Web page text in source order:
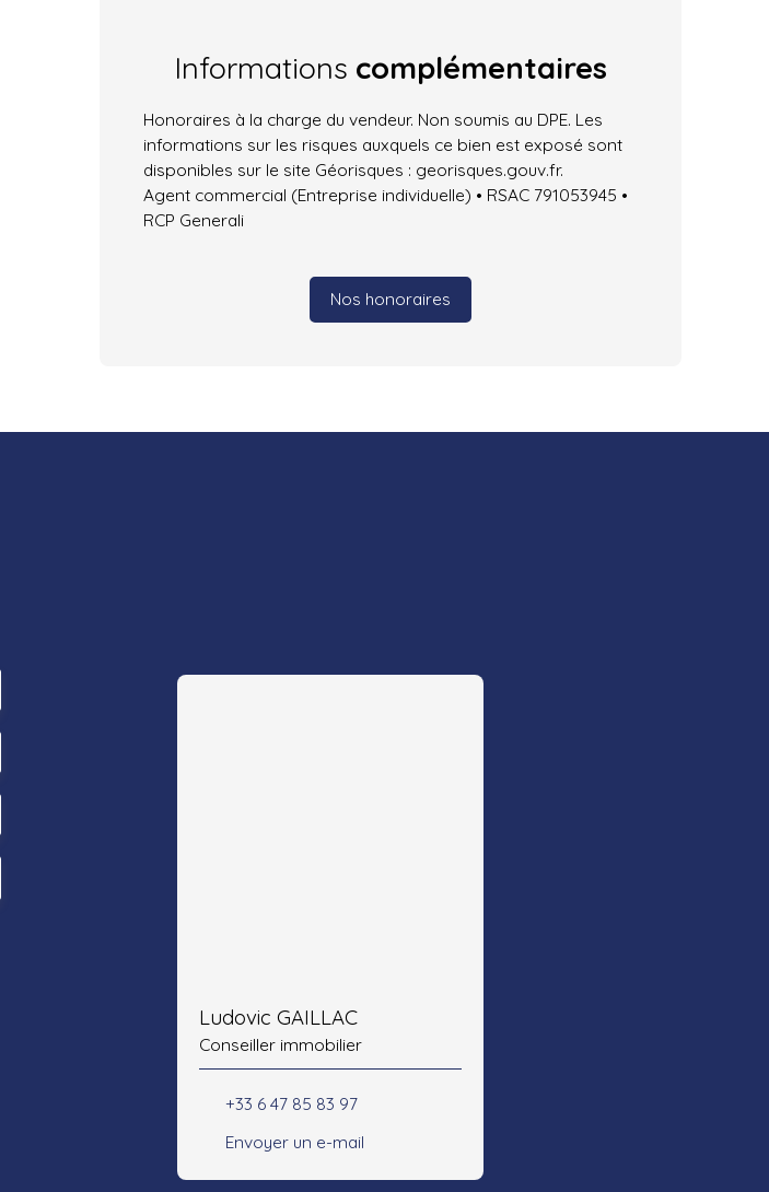
Informations complémentaires
Honoraires à la charge du vendeur. Non soumis au DPE. Les
informations sur les risques auxquels ce bien est exposé sont
disponibles sur le site Géorisques : georisques.gouv.fr.
Agent commercial (Entreprise individuelle) • RSAC 791053945 •
RCP Generali
Nos honoraires
Ludovic GAILLAC
Conseiller immobilier
+33 6 47 85 83 97
Envoyer un e-mail